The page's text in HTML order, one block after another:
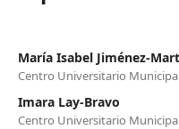
María Isabel Jiménez-
Centro Universitario
Imara Lay-Bravo
Centro Universitario